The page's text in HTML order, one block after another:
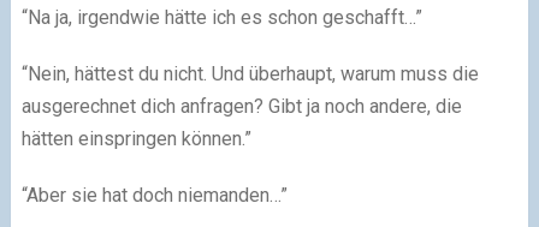
“Na ja, irgendwie hätte ich es schon geschafft…”
“Nein, hättest du nicht. Und überhaupt, warum muss die
ausgerechnet dich anfragen? Gibt ja noch andere, die
hätten einspringen können.”
“Aber sie hat doch niemanden…”